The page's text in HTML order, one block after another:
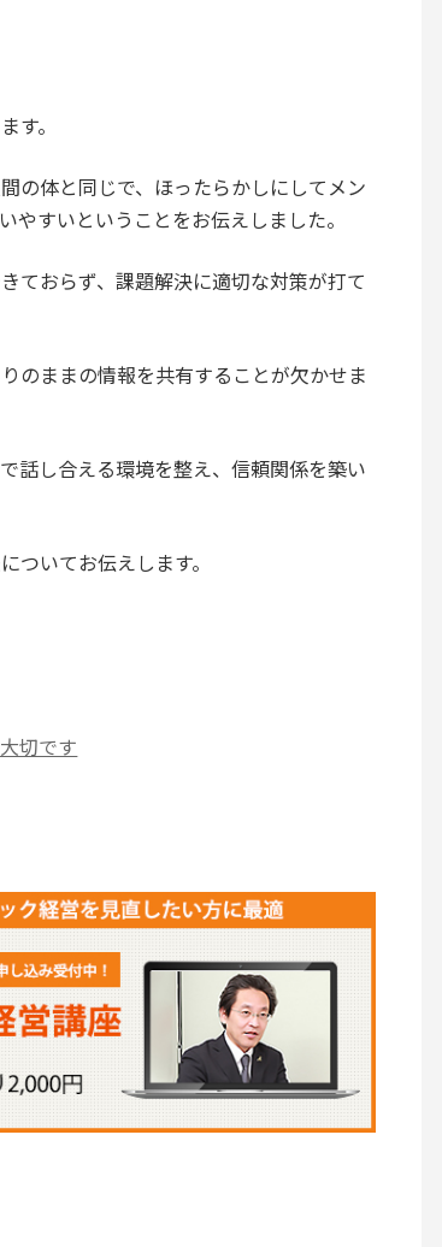
す。
の体と同じで、ほったらかしにしてメン
やすいということをお伝えしました。
ておらず、課題解決に適切な対策が打て
のままの情報を共有することが欠かせま
話し合える環境を整え、信頼関係を築い
ついてお伝えします。
切です